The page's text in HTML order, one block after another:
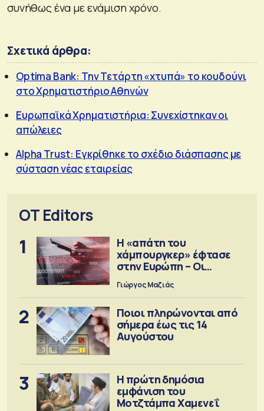
συνήθως ένα με ενάμιση χρόνο.
Σχετικά άρθρα:
Optima Bank: Την Τετάρτη «χτυπά» το κουδούνι
στο Χρηματιστήριο Αθηνών
Ευρωπαϊκά Χρηματιστήρια: Συνεχίστηκαν οι
απώλειες
Alpha Trust: Εγκρίθηκε το σχέδιο διάσπασης με
σύσταση νέας εταιρείας
OT Editors
1
Η «απάτη του
χάμπουργκερ» έφτασε
στην Ευρώπη – Οι
προειδοποιήσεις
Γιώργος Μαζιάς
2
Ποιοι πληρώνονται από
σήμερα έως τις 14
Αυγούστου
3
Η πρώτη δημόσια
εμφάνιση του
Μοτζτάμπα Χαμενεΐ